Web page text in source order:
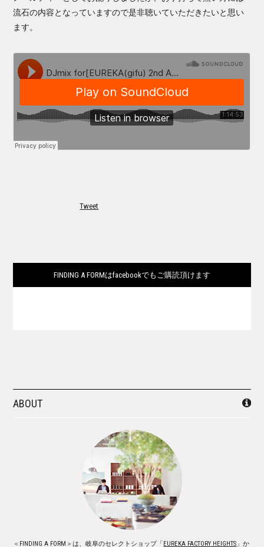
流石の内容となっていますので是非聴いていただきたいと思い
ます。
Tweet
FINDING A FORMはfacebookでもご購読頂けます
ABOUT
＜FINDING A FORM＞は、岐阜のセレクトショップ「EUREKA FACTORY HEIGHTS 」か